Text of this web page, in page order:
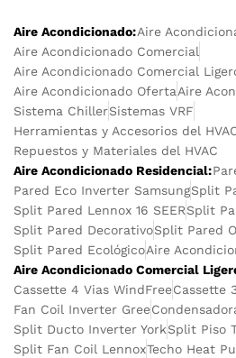
Aire Acondicionado:Aire
Aire Acondicionado Comercial
Aire Acondicionado Comercial
Aire Acondicionado OfertaAire
Sistema ChillerSistemas VRF
Herramientas y Accesorios del
Repuestos y Materiales del HVAC
Aire Acondicionado Residencial:
Pared Eco Inverter SamsungSplit
Split Pared Lennox 16 SEERSplit
Split Pared DecorativoSplit Pared
Split Pared EcológicoAire
Aire Acondicionado Comercial
Cassette 4 Vias WindFreeCassette
Fan Coil Inverter Gree
Split Ducto Inverter YorkSplit Piso
Split Fan Coil LennoxTecho Heat